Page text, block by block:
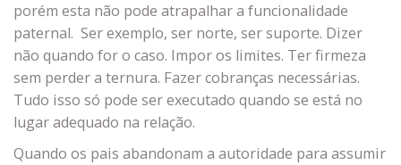
porém esta não pode atrapalhar a funcionalidade
paternal. Ser exemplo, ser norte, ser suporte. Dizer
não quando for o caso. Impor os limites. Ter firmeza
sem perder a ternura. Fazer cobranças necessárias.
Tudo isso só pode ser executado quando se está no
lugar adequado na relação.
Quando os pais abandonam a autoridade para assumir